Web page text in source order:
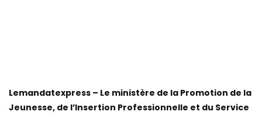
Lemandatexpress – Le ministère de la Promotion de la
Jeunesse, de l’Insertion Professionnelle et du Service